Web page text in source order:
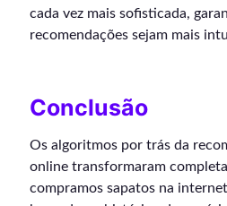
cada vez mais sofisticada,
recomendações sejam mais
Conclusão
Os algoritmos por trás da
online transformaram
compramos sapatos na